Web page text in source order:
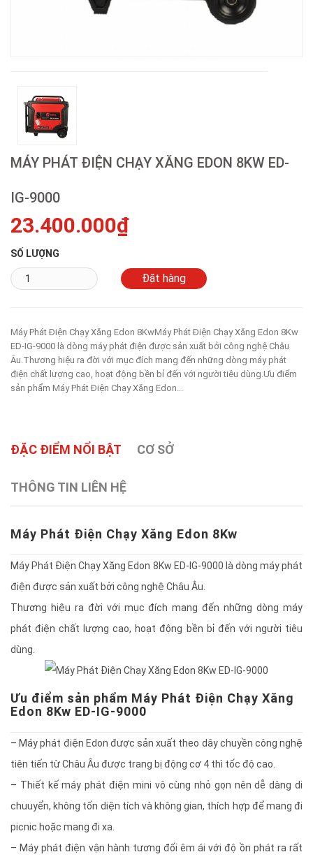
MÁY PHÁT ĐIỆN CHẠY XĂNG EDON 8KW ED-
IG-9000
23.400.000₫
SỐ LƯỢNG
Máy Phát Điện Chạy Xăng Edon 8KwMáy Phát Điện Chạy Xăng Edon 8Kw
ED-IG-9000 là dòng máy phát điện được sản xuất bởi công nghệ Châu
Âu.Thương hiệu ra đời với mục đích mang đến những dòng máy phát
điện chất lượng cao, hoạt động bền bỉ đến với người tiêu dùng.Ưu điểm
sản phẩm Máy Phát Điện Chạy Xăng Edon...
ĐẶC ĐIỂM NỔI BẬT CƠ SỞ
THÔNG TIN LIÊN HỆ
Máy Phát Điện Chạy Xăng Edon 8Kw
Máy Phát Điện Chạy Xăng Edon 8Kw ED-IG-9000 là dòng máy phát
điện được sản xuất bởi công nghệ Châu Âu.
Thương hiệu ra đời với mục đích mang đến những dòng máy
phát điện chất lượng cao, hoạt động bền bỉ đến với người tiêu
dùng.
Ưu điểm sản phẩm Máy Phát Điện Chạy Xăng
Edon 8Kw ED-IG-9000
– Máy phát điện Edon được sản xuất theo dây chuyền công nghệ
tiên tiến từ Châu Âu được trang bị động cơ 4 thì tốc độ cao.
– Thiết kế máy phát điện mini vô cùng nhỏ gọn nên dễ dàng di
chuuyển, không tốn diện tích và không gian, thích hợp để mang đi
picnic hoặc mang đi xa.
– Máy phát điện vận hành tương đối êm ái với độ ồn phát ra rất